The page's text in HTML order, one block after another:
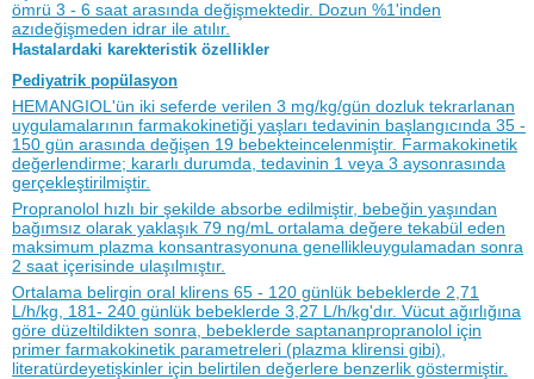
ömrü 3 - 6 saat arasında değişmektedir. Dozun %1'inden
azıdeğişmeden idrar ile atılır.
Hastalardaki karekteristik özellikler
Pediyatrik popülasyon
HEMANGIOL'ün iki seferde verilen 3 mg/kg/gün dozluk tekrarlanan
uygulamalarının farmakokinetiği yaşları tedavinin başlangıcında 35 -
150 gün arasında değişen 19 bebekteincelenmiştir. Farmakokinetik
değerlendirme; kararlı durumda, tedavinin 1 veya 3 aysonrasında
gerçekleştirilmiştir.
Propranolol hızlı bir şekilde absorbe edilmiştir, bebeğin yaşından
bağımsız olarak yaklaşık 79 ng/mL ortalama değere tekabül eden
maksimum plazma konsantrasyonuna genellikleuygulamadan sonra
2 saat içerisinde ulaşılmıştır.
Ortalama belirgin oral klirens 65 - 120 günlük bebeklerde 2,71
L/h/kg, 181- 240 günlük bebeklerde 3,27 L/h/kg'dır. Vücut ağırlığına
göre düzeltildikten sonra, bebeklerde saptananpropranolol için
primer farmakokinetik parametreleri (plazma klirensi gibi),
literatürdeyetişkinler için belirtilen değerlere benzerlik göstermiştir.